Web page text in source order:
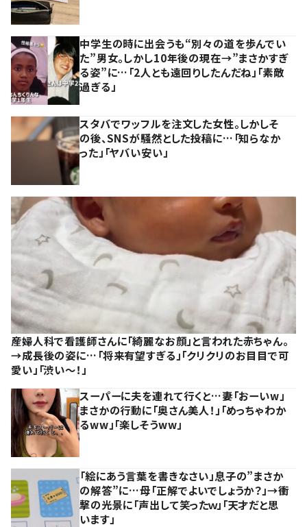
中学生の時に出会うも“別々の道を歩んでい
た”男女。しかし10年後の現在→”まさかすぎ
る姿”に…「2人とも遠回りしたんだね」「素敵
過ぎる」
スタバでワッフルを注文した女性。しかしそ
の後、SNSが騒然とした投稿に…「知らなか
った」「ヤバい安い」
産婦人科で看護師さんに「綺麗なお顔」と言われた赤ちゃん。
→成長後の姿に…「将来有望すぎる」「クリクリのお目目で可
愛い」「渋い～！」
スーパーに夫を連れて行くと…妻「おーいw」
まさかの行動に「奥さん美人！」「めっちゃわか
るww」「楽しそうww」
「絵にあう言葉を書きなさい」息子の”まさか
の解答”に…母「正解でよいでしょうか？」→衝
撃の光景に「声出して笑ったｗ」「天才だと思
います」